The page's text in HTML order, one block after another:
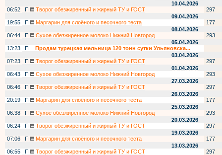
10.04.2026
06:52
П Творог обезжиренный и жирный ТУ и ГОСТ
297
09.04.2026
19:55
П Маргарин для слоёного и песочного теста
177
08.04.2026
06:44
П Сухое обезжиренное молоко Нижний Новгород
293
05.04.2026
13:23
П
Продам турецкая мельница 120 тонн сутки Ульяновска...
03.04.2026
07:23
П Творог обезжиренный и жирный ТУ и ГОСТ
297
01.04.2026
06:43
П Сухое обезжиренное молоко Нижний Новгород
293
27.03.2026
06:46
П Творог обезжиренный и жирный ТУ и ГОСТ
297
26.03.2026
20:19
П Маргарин для слоёного и песочного теста
177
25.03.2026
06:38
П Сухое обезжиренное молоко Нижний Новгород
293
20.03.2026
06:24
П Творог обезжиренный и жирный ТУ и ГОСТ
297
19.03.2026
07:06
П Маргарин для слоёного и песочного теста
177
13.03.2026
06:55
П Творог обезжиренный и жирный ТУ и ГОСТ
297